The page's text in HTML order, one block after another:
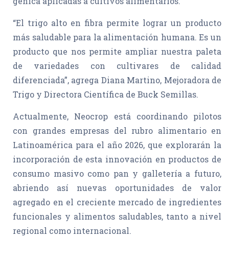
“El trigo alto en fibra permite lograr un producto
más saludable para la alimentación humana. Es un
producto que nos permite ampliar nuestra paleta
de variedades con cultivares de calidad
diferenciada”, agrega Diana Martino, Mejoradora de
Trigo y Directora Científica de Buck Semillas.
Actualmente, Neocrop está coordinando pilotos
con grandes empresas del rubro alimentario en
Latinoamérica para el año 2026, que explorarán la
incorporación de esta innovación en productos de
consumo masivo como pan y galletería a futuro,
abriendo así nuevas oportunidades de valor
agregado en el creciente mercado de ingredientes
funcionales y alimentos saludables, tanto a nivel
regional como internacional.